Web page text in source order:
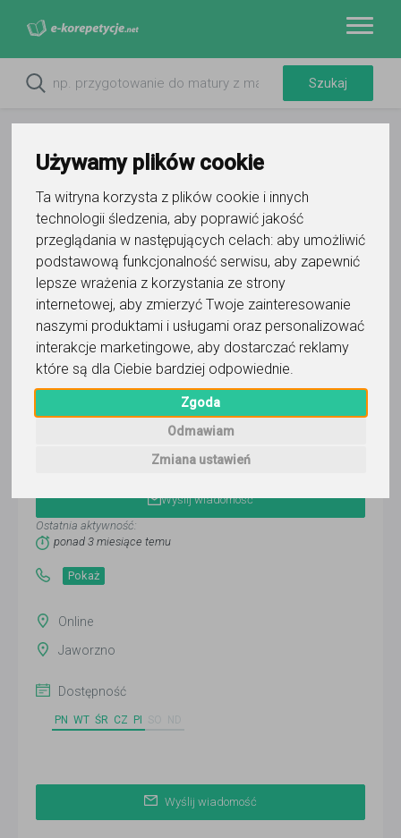
Używamy plików cookie
Ta witryna korzysta z plików cookie i innych
technologii śledzenia, aby poprawić jakość
przeglądania w następujących celach: aby umożliwić
podstawową funkcjonalność serwisu, aby zapewnić
lepsze wrażenia z korzystania ze strony
internetowej, aby zmierzyć Twoje zainteresowanie
naszymi produktami i usługami oraz personalizować
interakcje marketingowe, aby dostarczać reklamy
które są dla Ciebie bardziej odpowiednie
Zgoda
Odmawiam
Zmiana ustawień
Do ulubionych
Oznacz wystąpienie kontaktu
Aleksandra Guja
Wyślij wiadomość
Ostatnia aktywność:
ponad 3 miesiące temu
Pokaż
Online
Jaworzno
Dostępność
PN WT ŚR CZ PI
Wyślij wiadomość